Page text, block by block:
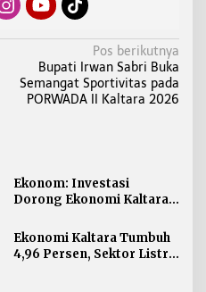
Pos berikutnya
Bupati Irwan Sabri Buka
Semangat Sportivitas pada
PORWADA II Kaltara 2026
Ekonom: Investasi
Dorong Ekonomi Kaltara,
Diabaikan
Ekonomi Kaltara Tumbuh
4,96 Persen, Sektor Listrik